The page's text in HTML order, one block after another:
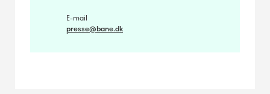
E-mail
presse@bane.dk